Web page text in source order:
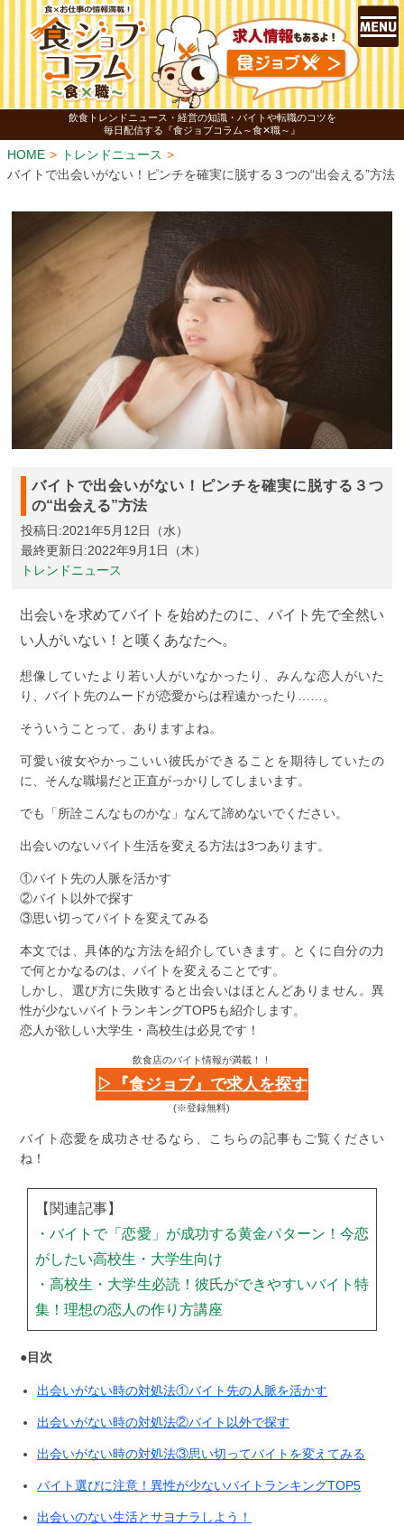
飲食トレンドニュース・経営の知識・バイトや転職のコツを
毎日配信する『食ジョブコラム～食✕職～』
HOME
トレンドニュース
バイトで出会いがない！ピンチを確実に脱する３つの“出会える”方法
バイトで出会いがない！ピンチを確実に脱する３つ
の“出会える”方法
投稿日:2021年5月12日（水）
最終更新日:2022年9月1日（木）
トレンドニュース
出会いを求めてバイトを始めたのに、バイト先で全然い
い人がいない！と嘆くあなたへ。
想像していたより若い人がいなかったり、みんな恋人がいた
り、バイト先のムードが恋愛からは程遠かったり……。
そういうことって、ありますよね。
可愛い彼女やかっこいい彼氏ができることを期待していたの
に、そんな職場だと正直がっかりしてしまいます。
でも「所詮こんなものかな」なんて諦めないでください。
出会いのないバイト生活を変える方法は3つあります。
①バイト先の人脈を活かす
②バイト以外で探す
③思い切ってバイトを変えてみる
本文では、具体的な方法を紹介していきます。とくに自分の力
で何とかなるのは、バイトを変えることです。
しかし、選び方に失敗すると出会いはほとんどありません。異
性が少ないバイトランキングTOP5も紹介します。
恋人が欲しい大学生・高校生は必見です！
飲食店のバイト情報が満載！！
▷『食ジョブ』で求人を探す
(※登録無料)
バイト恋愛を成功させるなら、こちらの記事もご覧ください
ね！
【関連記事】
・バイトで「恋愛」が成功する黄金パターン！今恋
がしたい高校生・大学生向け
・高校生・大学生必読！彼氏ができやすいバイト特
集！理想の恋人の作り方講座
●目次
出会いがない時の対処法①バイト先の人脈を活かす
出会いがない時の対処法②バイト以外で探す
出会いがない時の対処法③思い切ってバイトを変えてみる
バイト選びに注意！異性が少ないバイトランキングTOP5
出会いのない生活とサヨナラしよう！